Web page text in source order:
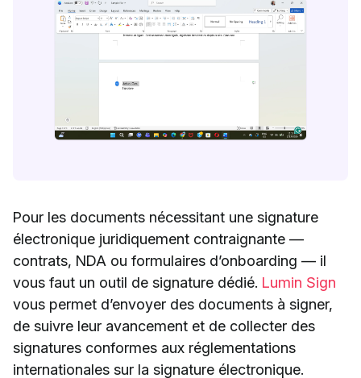
Pour les documents nécessitant une signature
électronique juridiquement contraignante —
contrats, NDA ou formulaires d’onboarding — il
vous faut un outil de signature dédié. Lumin Sign
vous permet d’envoyer des documents à signer,
de suivre leur avancement et de collecter des
signatures conformes aux réglementations
internationales sur la signature électronique.